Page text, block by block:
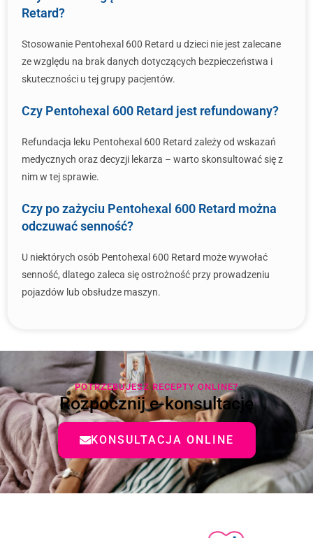
Retard?
Stosowanie Pentohexal 600 Retard u dzieci nie jest zalecane
ze względu na brak danych dotyczących bezpieczeństwa i
skuteczności u tej grupy pacjentów.
Czy Pentohexal 600 Retard jest refundowany?
Refundacja leku Pentohexal 600 Retard zależy od wskazań
medycznych oraz decyzji lekarza – warto skonsultować się z
nim w tej sprawie.
Czy po zażyciu Pentohexal 600 Retard można
odczuwać senność?
U niektórych osób Pentohexal 600 Retard może wywołać
senność, dlatego zaleca się ostrożność przy prowadzeniu
pojazdów lub obsłudze maszyn.
POTRZEBUJESZ RECEPTY ONLINE?
Rozpocznij e-konsultację
KONSULTACJA ONLINE